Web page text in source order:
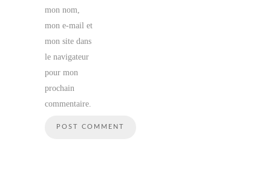
mon nom,
mon e-mail et
mon site dans
le navigateur
pour mon
prochain
commentaire.